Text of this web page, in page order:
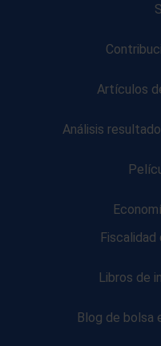
Artículos
Análisis
Fiscalidad
Libros de
Blog de bolsa